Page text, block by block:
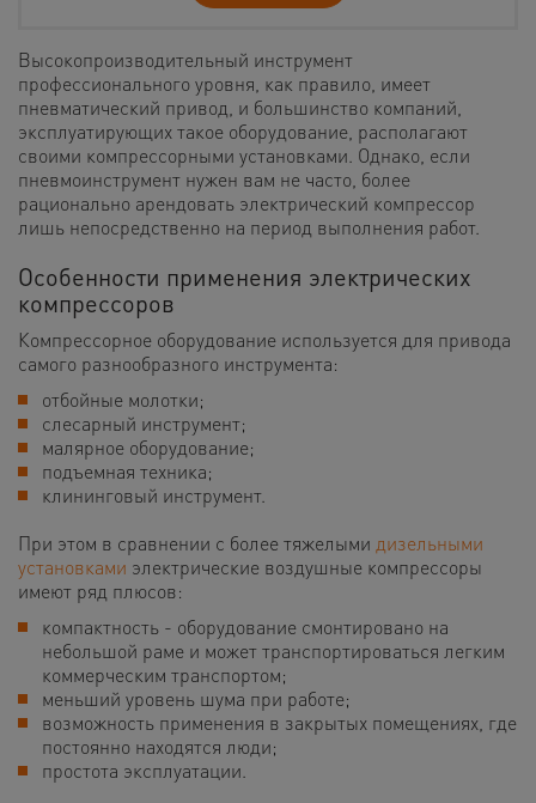
Высокопроизводительный инструмент
профессионального уровня, как правило, имеет
пневматический привод, и большинство компаний,
эксплуатирующих такое оборудование, располагают
своими компрессорными установками. Однако, если
пневмоинструмент нужен вам не часто, более
рационально арендовать электрический компрессор
лишь непосредственно на период выполнения работ.
Особенности применения электрических
компрессоров
Компрессорное оборудование используется для привода
самого разнообразного инструмента:
отбойные молотки;
слесарный инструмент;
малярное оборудование;
подъемная техника;
клининговый инструмент.
При этом в сравнении с более тяжелыми дизельными
установками электрические воздушные компрессоры
имеют ряд плюсов:
компактность - оборудование смонтировано на
небольшой раме и может транспортироваться легким
коммерческим транспортом;
меньший уровень шума при работе;
возможность применения в закрытых помещениях, где
постоянно находятся люди;
простота эксплуатации.